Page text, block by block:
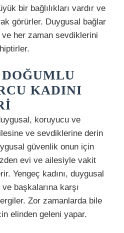
bir bağlılıkları vardır ve
görürler. Duygusal bağlar
her zaman sevdiklerini
KADINI
koruyucu ve
ve sevdiklerine derin
güvenlik onun için
evi ve ailesiyle vakit
Yengeç kadını, duygusal
başkalarına karşı
Zor zamanlarda bile
elinden geleni yapar.